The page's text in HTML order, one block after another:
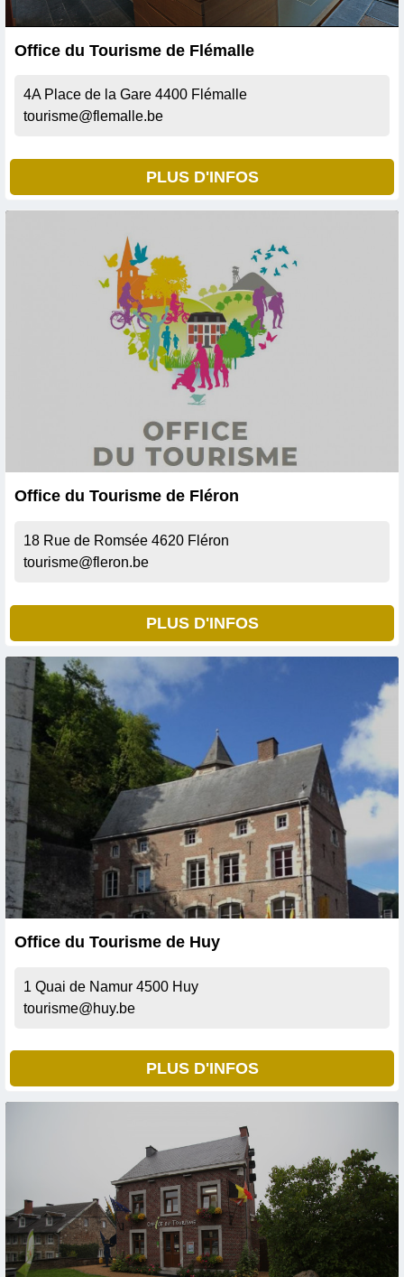
Office du Tourisme de Flémalle
4A Place de la Gare 4400 Flémalle
tourisme@flemalle.be
PLUS D'INFOS
Office du Tourisme de Fléron
18 Rue de Romsée 4620 Fléron
tourisme@fleron.be
PLUS D'INFOS
Office du Tourisme de Huy
1 Quai de Namur 4500 Huy
tourisme@huy.be
PLUS D'INFOS